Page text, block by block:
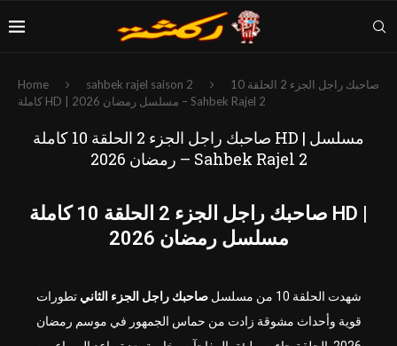
Home sahbek rajel saison 2
صاحبك راجل الجزء 2 الحلقة 10
كاملة HD | مسلسل رمضان 2026 – Sahbek Rajel 2
صاحبك راجل الجزء 2 الحلقة 10 كاملة HD | مسلسل
رمضان 2026 – Sahbek Rajel 2
صاحبك راجل الجزء 2 الحلقة 10 كاملة HD |
مسلسل رمضان 2026
شهدت الحلقة 10 من مسلسل صاحبك راجل الجزء الثاني تطورات
قوية وأحداث مشوقة زادت من حماس الجمهور في موسم رمضان